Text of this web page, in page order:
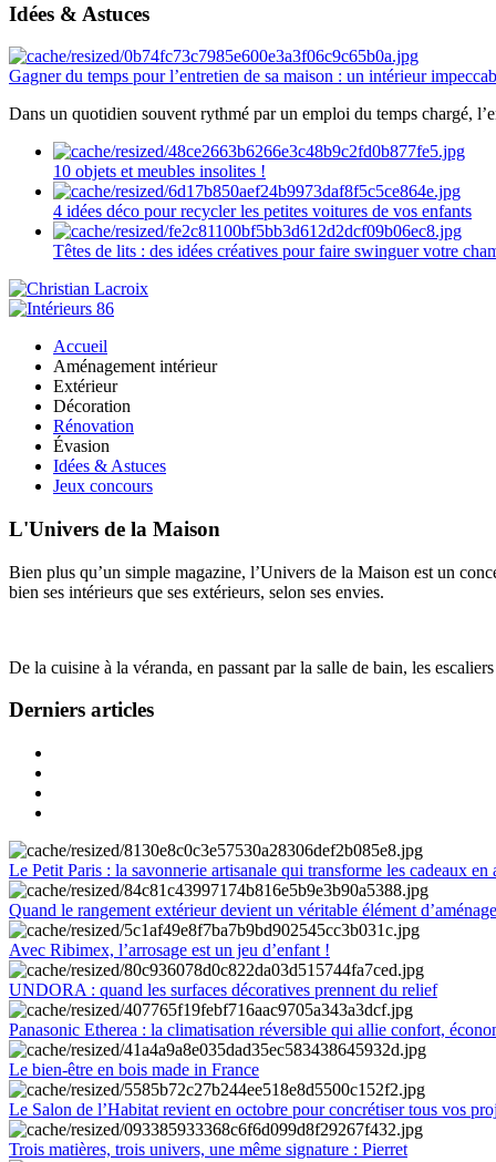
Idées & Astuces
Gagner du temps pour l’entretien de sa maison : un intérieur
Dans un quotidien souvent rythmé par un emploi du temps chargé,
10 objets et meubles insolites !
4 idées déco pour recycler les petites voitures de vos enfants
Têtes de lits : des idées créatives pour faire swinguer votre
Accueil
Aménagement intérieur
Extérieur
Décoration
Rénovation
Évasion
Idées & Astuces
Jeux concours
L'Univers de la Maison
Bien plus qu’un simple magazine, l’Univers de la Maison est un
bien ses intérieurs que ses extérieurs, selon ses envies.
De la cuisine à la véranda, en passant par la salle de bain, les
Derniers articles
Le Petit Paris : la savonnerie artisanale qui transforme les cadeaux en
Quand le rangement extérieur devient un véritable élément
Avec Ribimex, l’arrosage est un jeu d’enfant !
UNDORA : quand les surfaces décoratives prennent du relief
Panasonic Etherea : la climatisation réversible qui allie confort,
Le bien-être en bois made in France
Le Salon de l’Habitat revient en octobre pour concrétiser tous vos
Trois matières, trois univers, une même signature : Pierret